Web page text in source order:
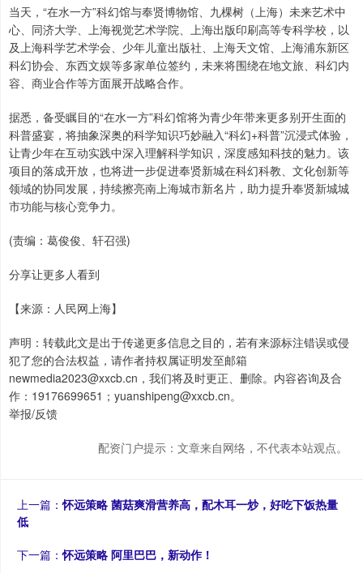
当天，“在水一方”科幻馆与奉贤博物馆、九棵树（上海）未来艺术中
心、同济大学、上海视觉艺术学院、上海出版印刷高等专科学校，以
及上海科学艺术学会、少年儿童出版社、上海天文馆、上海浦东新区
科幻协会、东西文娱等多家单位签约，未来将围绕在地文旅、科幻内
容、商业合作等方面展开战略合作。
据悉，备受瞩目的“在水一方”科幻馆将为青少年带来更多别开生面的
科普盛宴，将抽象深奥的科学知识巧妙融入“科幻+科普”沉浸式体验，
让青少年在互动实践中深入理解科学知识，深度感知科技的魅力。该
项目的落成开放，也将进一步促进奉贤新城在科幻科教、文化创新等
领域的协同发展，持续擦亮南上海城市新名片，助力提升奉贤新城城
市功能与核心竞争力。
(责编：葛俊俊、轩召强)
分享让更多人看到
【来源：人民网上海】
声明：转载此文是出于传递更多信息之目的，若有来源标注错误或侵
犯了您的合法权益，请作者持权属证明发至邮箱
newmedia2023@xxcb.cn，我们将及时更正、删除。内容咨询及合
作：19176699651；yuanshipeng@xxcb.cn。
举报/反馈
配资门户提示：文章来自网络，不代表本站观点。
上一篇：怀远策略 菌菇爽滑营养高，配木耳一炒，好吃下饭热量
低
下一篇：怀远策略 阿里巴巴，新动作！